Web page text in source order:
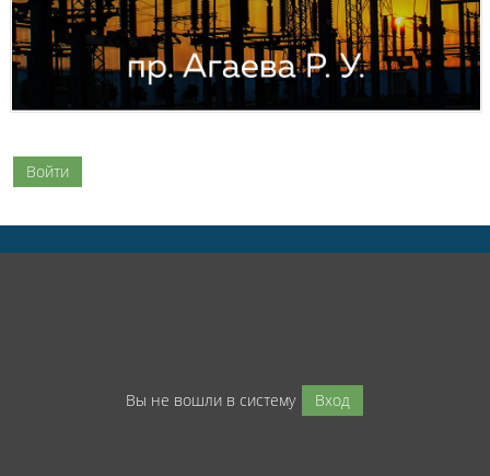
Войти
Вы не вошли в систему Вход